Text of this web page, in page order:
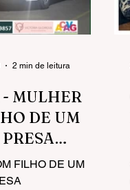
MULHER
DE UM
DE
FILHO DE UM
2 min de leitura